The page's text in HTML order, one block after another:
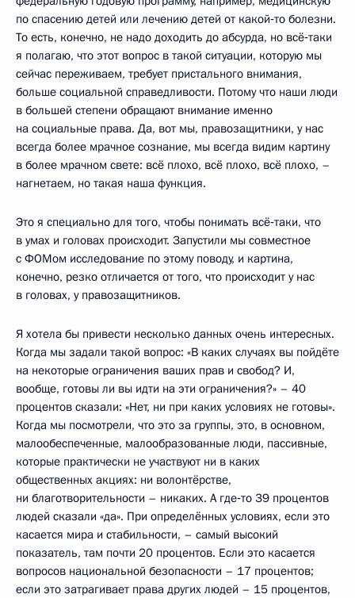
по спасению детей или лечению детей от какой‑то болезни.
То есть, конечно, не надо доходить до абсурда, но всё‑таки
я полагаю, что этот вопрос в такой ситуации, которую мы
сейчас переживаем, требует пристального внимания,
больше социальной справедливости. Потому что наши люди
в большей степени обращают внимание именно
на социальные права. Да, вот мы, правозащитники, у нас
всегда более мрачное сознание, мы всегда видим картину
в более мрачном свете: всё плохо, всё плохо, всё плохо, –
нагнетаем, но такая наша функция.
Это я специально для того, чтобы понимать всё‑таки, что
в умах и головах происходит. Запустили мы совместное
с ФОМом исследование по этому поводу, и картина,
конечно, резко отличается от того, что происходит у нас
в головах, у правозащитников.
Я хотела бы привести несколько данных очень интересных.
Когда мы задали такой вопрос: «В каких случаях вы пойдёте
на некоторые ограничения ваших прав и свобод? И,
вообще, готовы ли вы идти на эти ограничения?» – 40
процентов сказали: «Нет, ни при каких условиях не готовы».
Когда мы посмотрели, что это за группы, это, в основном,
малообеспеченные, малообразованные люди, пассивные,
которые практически не участвуют ни в каких
общественных акциях: ни волонтёрстве,
ни благотворительности – никаких. А где‑то 39 процентов
людей сказали «да». При определённых условиях, если это
касается мира и стабильности, – самый высокий
показатель, там почти 20 процентов. Если это касается
вопросов национальной безопасности – 17 процентов;
если это затрагивает права других людей – 15 процентов,